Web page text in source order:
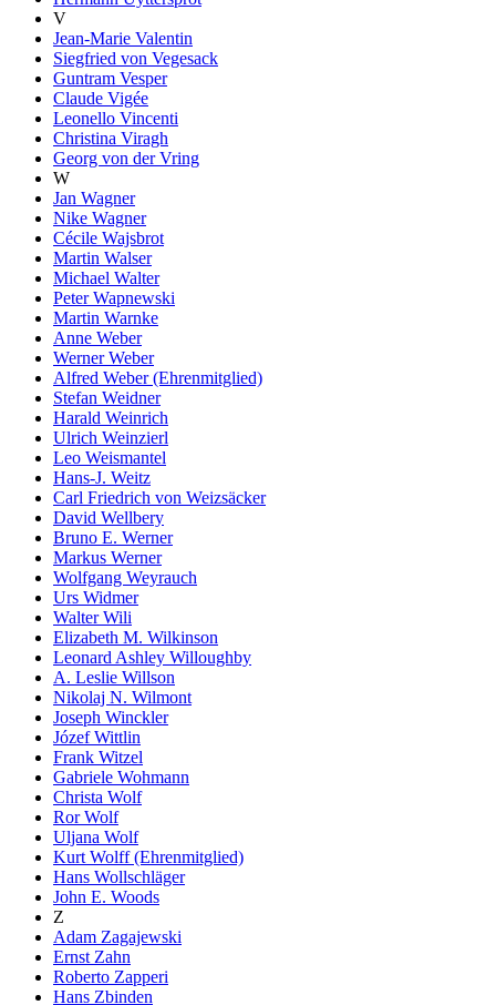
V
Jean-Marie Valentin
Siegfried von Vegesack
Guntram Vesper
Claude Vigée
Leonello Vincenti
Christina Viragh
Georg von der Vring
W
Jan Wagner
Nike Wagner
Cécile Wajsbrot
Martin Walser
Michael Walter
Peter Wapnewski
Martin Warnke
Anne Weber
Werner Weber
Alfred Weber (Ehrenmitglied)
Stefan Weidner
Harald Weinrich
Ulrich Weinzierl
Leo Weismantel
Hans-J. Weitz
Carl Friedrich von Weizsäcker
David Wellbery
Bruno E. Werner
Markus Werner
Wolfgang Weyrauch
Urs Widmer
Walter Wili
Elizabeth M. Wilkinson
Leonard Ashley Willoughby
A. Leslie Willson
Nikolaj N. Wilmont
Joseph Winckler
Józef Wittlin
Frank Witzel
Gabriele Wohmann
Christa Wolf
Ror Wolf
Uljana Wolf
Kurt Wolff (Ehrenmitglied)
Hans Wollschläger
John E. Woods
Z
Adam Zagajewski
Ernst Zahn
Roberto Zapperi
Hans Zbinden